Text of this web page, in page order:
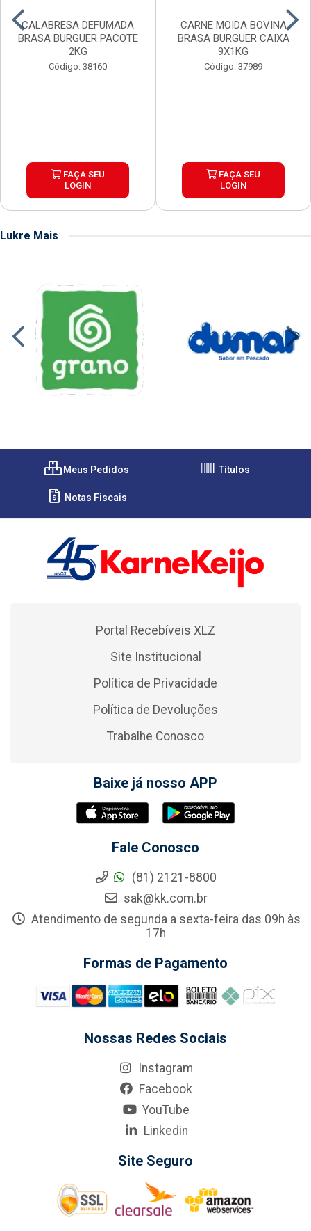
CALABRESA DEFUMADA
BRASA BURGUER PACOTE
2KG
Código: 38160
FAÇA SEU
LOGIN
CARNE MOIDA BOVINA
BRASA BURGUER CAIXA
9X1KG
Código: 37989
FAÇA SEU
LOGIN
Lukre Mais
Meus Pedidos Títulos
Notas Fiscais
Portal Recebíveis XLZ
Site Institucional
Política de Privacidade
Política de Devoluções
Trabalhe Conosco
Baixe já nosso APP
Fale Conosco
(81) 2121-8800
sak@kk.com.br
Atendimento de segunda a sexta-feira das 09h às
17h
Formas de Pagamento
Nossas Redes Sociais
Instagram
Facebook
YouTube
Linkedin
Site Seguro